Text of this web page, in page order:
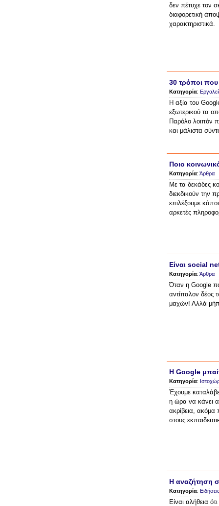
δεν πέτυχε τον
διαφορετική
χαρακτηριστικά.
30 τρόποι
Κατηγορία:
Η αξία του
εξωτερικού τα
Παρόλο λοιπόν
και μάλιστα
Ποιο
Κατηγορία: Άρθρα
Με τα δεκάδες
διεκδικούν την
επιλέξουμε
αρκετές
Είναι social
Κατηγορία: Άρθρα
Όταν η Google
αντίπαλον δέος
μαχών! Αλλά
Η Google
Κατηγορία:
Έχουμε
η ώρα να κάνει
ακρίβεια, ακόμα
στους
Η αναζήτηση
Κατηγορία: Ειδήσεις
Είναι αλήθεια